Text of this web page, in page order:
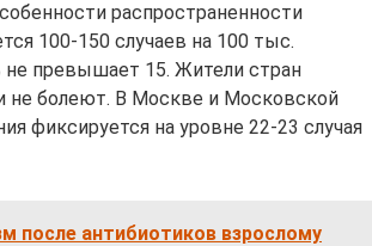
распространенности
100-150 случаев на 100 тыс.
не превышает 15. Жители стран
не болеют. В Москве и Московской
фиксируется на уровне 22-23 случая
после антибиотиков взрослому